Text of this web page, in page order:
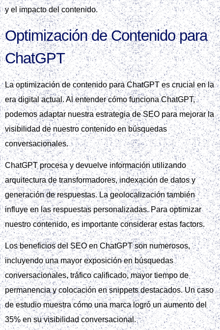
y el impacto del contenido.
Optimización de Contenido para
ChatGPT
La optimización de contenido para ChatGPT es crucial en la
era digital actual. Al entender cómo funciona ChatGPT,
podemos adaptar nuestra estrategia de SEO para mejorar la
visibilidad de nuestro contenido en búsquedas
conversacionales.
ChatGPT procesa y devuelve información utilizando
arquitectura de transformadores, indexación de datos y
generación de respuestas. La geolocalización también
influye en las respuestas personalizadas. Para optimizar
nuestro contenido, es importante considerar estas factors.
Los beneficios del SEO en ChatGPT son numerosos,
incluyendo una mayor exposición en búsquedas
conversacionales, tráfico calificado, mayor tiempo de
permanencia y colocación en snippets destacados. Un caso
de estudio muestra cómo una marca logró un aumento del
35% en su visibilidad conversacional.